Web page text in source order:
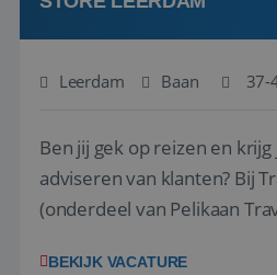
Leerdam Baan 37-
Ben jij gek op reizen en
adviseren van klanten? Bij Travel Store Leerdam
(onderdeel van Pelikaan
BEKIJK VACATURE